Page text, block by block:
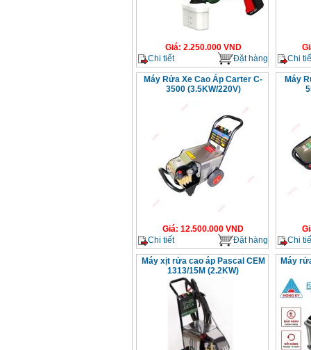
Giá: 2.250.000VND
Chi tiết
Đặt hàng
Chi
Máy Rửa Xe Cao Áp Carter C-
3500 (3.5KW/220V)
Giá: 12.500.000 VND
Chi tiết
Đặt hàng
Máy
Chi
Máy xịt rửa cao áp Pascal CEM
1313/15M (2.2KW)
Máy